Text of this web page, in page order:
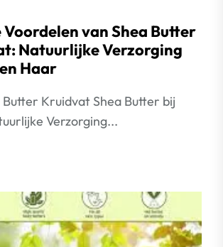
van Shea Butter
Natuurlijke Verzorging
Haar
Kruidvat Shea Butter bij
Verzorging...